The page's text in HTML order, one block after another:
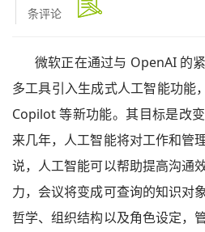
条评论
微软正在通过与 OpenAI 的
多工具引入生成式人工智能功
Copilot 等新功能。其目标是改
来几年，人工智能将对工作和管
说，人工智能可以帮助提高沟通
力，会议将变成可查询的知识对
哲学、组织结构以及角色设定，